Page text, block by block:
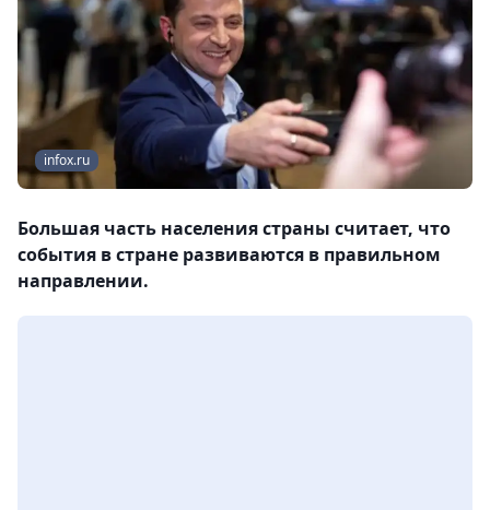
infox.ru
Большая часть населения страны считает, что
события в стране развиваются в правильном
направлении.